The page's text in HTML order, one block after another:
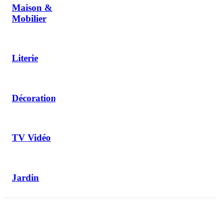
Maison &
Mobilier
Literie
Décoration
TV Vidéo
Jardin